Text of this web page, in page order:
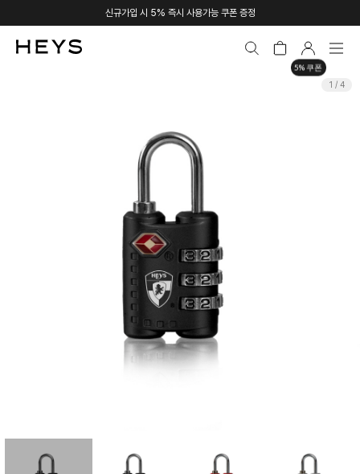
신규가입 시 5% 즉시 사용가능 쿠폰 증정
5% 쿠폰
1 / 4